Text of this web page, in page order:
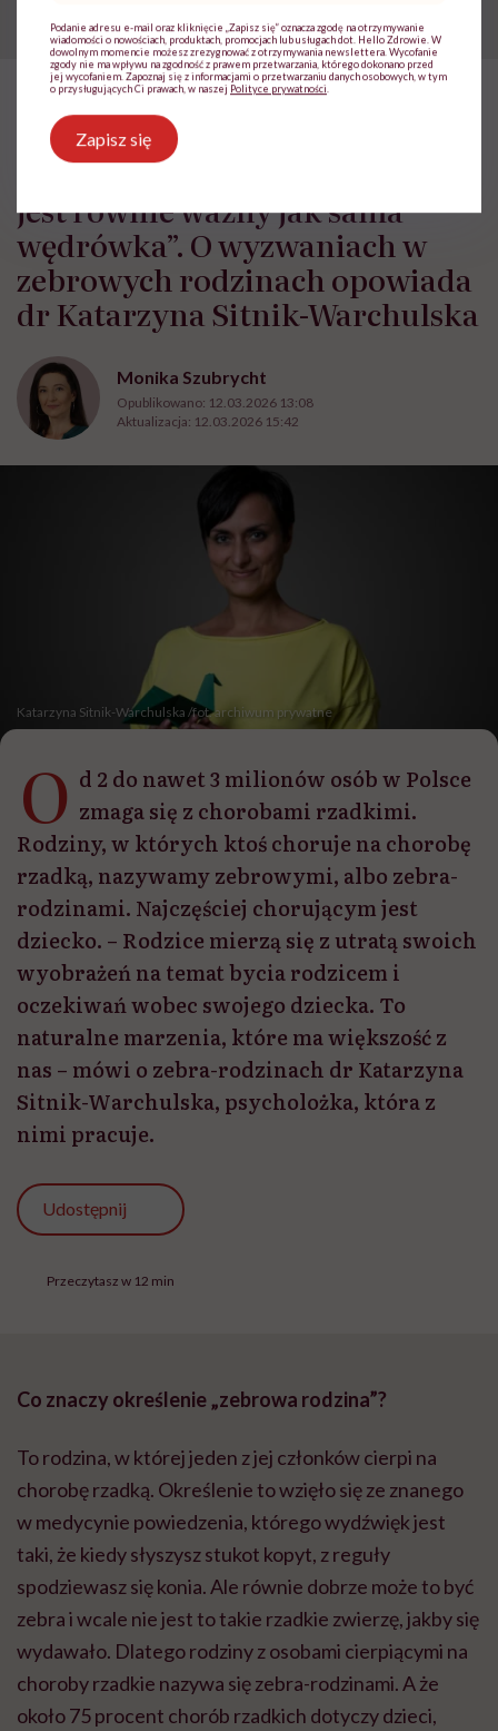
HelloZdrowie: Życie
„W długim marszu odpoczynek
jest równie ważny jak sama
wędrówka”. O wyzwaniach w
zebrowych rodzinach opowiada
dr Katarzyna Sitnik-Warchulska
Monika Szubrycht
Opublikowano: 12.03.2026 13:08
Aktualizacja: 12.03.2026 15:42
Katarzyna Sitnik-Warchulska /fot. archiwum prywatne
O d 2 do nawet 3 milionów osób w Polsce
zmaga się z chorobami rzadkimi.
Rodziny, w których ktoś choruje na chorobę
rzadką, nazywamy zebrowymi, albo zebra-
rodzinami. Najczęściej chorującym jest
dziecko. – Rodzice mierzą się z utratą swoich
wyobrażeń na temat bycia rodzicem i
oczekiwań wobec swojego dziecka. To
naturalne marzenia, które ma większość z
nas – mówi o zebra-rodzinach dr Katarzyna
Sitnik-Warchulska, psycholożka, która z
nimi pracuje.
Udostępnij
Przeczytasz w 12 min
Co znaczy określenie „zebrowa rodzina”?
To rodzina, w której jeden z jej członków cierpi na
chorobę rzadką. Określenie to wzięło się ze znanego
w medycynie powiedzenia, którego wydźwięk jest
taki, że kiedy słyszysz stukot kopyt, z reguły
spodziewasz się konia. Ale równie dobrze może to być
zebra i wcale nie jest to takie rzadkie zwierzę, jakby się
wydawało. Dlatego rodziny z osobami cierpiącymi na
choroby rzadkie nazywa się zebra-rodzinami. A że
około 75 procent chorób rzadkich dotyczy dzieci,
Podanie adresu e-mail oraz kliknięcie „Zapisz się” oznacza zgodę na otrzymywanie
wiadomości o nowościach, produktach, promocjach lub usługach dot. Hello Zdrowie. W
dowolnym momencie możesz zrezygnować z otrzymywania newslettera. Wycofanie
zgody nie ma wpływu na zgodność z prawem przetwarzania, którego dokonano przed
jej wycofaniem. Zapoznaj się z informacjami o przetwarzaniu danych osobowych, w tym
o przysługujących Ci prawach, w naszej Polityce prywatności
Zapisz się